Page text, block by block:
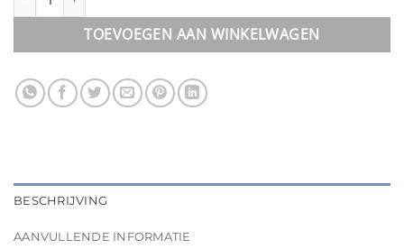
TOEVOEGEN AAN WINKELWAGEN
BESCHRIJVING
AANVULLENDE INFORMATIE